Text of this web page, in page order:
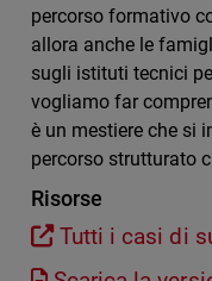
percorso formativo
allora anche le
sugli istituti tecnici
vogliamo far
è un mestiere che si
percorso strutturato
Risorse
Tutti i casi di